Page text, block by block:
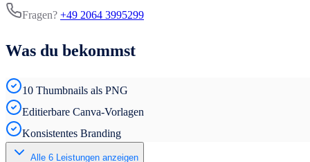
Fragen? +49 2064 3995299
Was du bekommst
10 Thumbnails als PNG
Editierbare Canva-Vorlagen
Konsistentes Branding
Alle 6 Leistungen anzeigen